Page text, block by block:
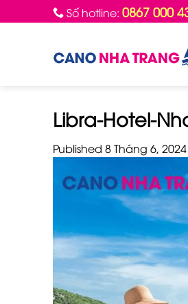
to
Số hotline: 0867 000
Libra-Hotel-
Published 8 Tháng 6, 2024